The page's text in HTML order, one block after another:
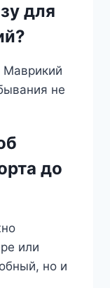
для
Маврикий
не
до
или
но и